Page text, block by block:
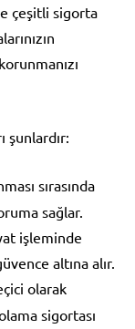
çeşitli sigorta
şunlardır:
sırasında
sağlar.
işleminde
altına alır.
olarak
sigortası